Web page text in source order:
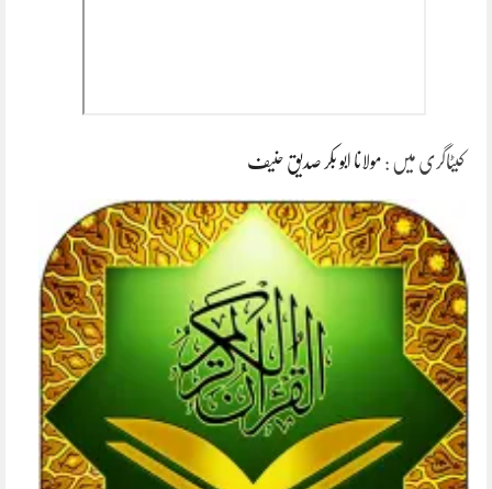
کیٹاگری میں : مولانا ابو بکر صدیق حنیف